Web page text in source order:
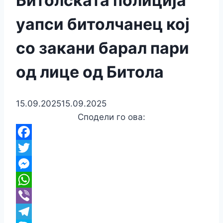
уапси битолчанец кој
со закани барал пари
од лице од Битола
15.09.202515.09.2025
Сподели го ова: